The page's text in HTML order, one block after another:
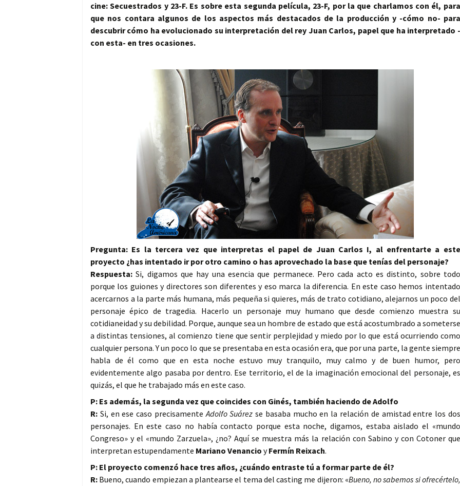
cine: Secuestrados y 23-F. Es sobre esta segunda película, 23-F, por la que charlamos con él, para
que nos contara algunos de los aspectos más destacados de la producción y -cómo no- para
descubrir cómo ha evolucionado su interpretación del rey Juan Carlos, papel que ha interpretado -
con esta- en tres ocasiones.
Pregunta: Es la tercera vez que interpretas el papel de Juan Carlos I, al enfrentarte a este
proyecto ¿has intentado ir por otro camino o has aprovechado la base que tenías del personaje?
Respuesta: Si, digamos que hay una esencia que permanece. Pero cada acto es distinto, sobre todo
porque los guiones y directores son diferentes y eso marca la diferencia. En este caso hemos intentado
acercarnos a la parte más humana, más pequeña si quieres, más de trato cotidiano, alejarnos un poco del
personaje épico de tragedia. Hacerlo un personaje muy humano que desde comienzo muestra su
cotidianeidad y su debilidad. Porque, aunque sea un hombre de estado que está acostumbrado a someterse
a distintas tensiones, al comienzo tiene que sentir perplejidad y miedo por lo que está ocurriendo como
cualquier persona. Y un poco lo que se presentaba en esta ocasión era, que por una parte, la gente siempre
habla de él como que en esta noche estuvo muy tranquilo, muy calmo y de buen humor, pero
evidentemente algo pasaba por dentro. Ese territorio, el de la imaginación emocional del personaje, es
quizás, el que he trabajado más en este caso.
P: Es además, la segunda vez que coincides con Ginés, también haciendo de Adolfo
R: Si, en ese caso precisamenteAdolfo Suárez se basaba mucho en la relación de amistad entre los dos
personajes. En este caso no había contacto porque esta noche, digamos, estaba aislado el «mundo
Congreso» y el «mundo Zarzuela», ¿no? Aquí se muestra más la relación con Sabino y con Cotoner que
interpretan estupendamente Mariano Venancio yFermín Reixach.
P: El proyecto comenzó hace tres años, ¿cuándo entraste tú a formar parte de él?
R: Bueno, cuando empiezan a plantearse el tema del casting me dijeron: «Bueno, no sabemos si ofrecértelo,